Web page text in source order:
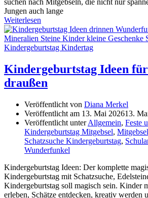
Jungen auch lange
Weiterlesen
Kindergeburtstag Ideen
draußen
Veröffentlicht von Diana Merkel
Veröffentlicht am 13. Mai 202613.
Veröffentlicht unterAllgemein, Feste
Kindergeburtstag Mitgebsel,
Schatzsuche Kindergeburtstag,
Wunderfunkel
Kindergeburtstag Ideen: Der komplette
Kindergeburtstag mit Schatzsuche,
Kindergeburtstag soll magisch sein. Kinder
erleben, Schätze entdecken, kreativ werden